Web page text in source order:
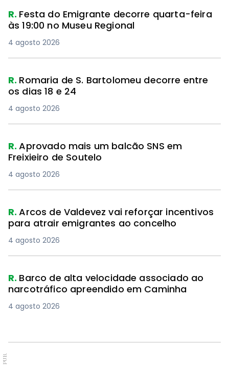
R. Festa do Emigrante decorre quarta-feira
às 19:00 no Museu Regional
4 agosto 2026
R. Romaria de S. Bartolomeu decorre entre
os dias 18 e 24
4 agosto 2026
R.Aprovado mais um balcão SNS em
Freixieiro de Soutelo
4 agosto 2026
R.Arcos de Valdevez vai reforçar incentivos
para atrair emigrantes ao concelho
4 agosto 2026
R. Barco de alta velocidade associado ao
narcotráfico apreendido em Caminha
4 agosto 2026
PUB.